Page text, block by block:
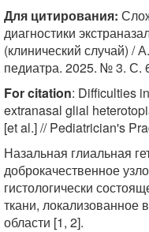
Для цитирования:
диагностики
(клинический случай) /
педиатра. 2025. № 3. С.
For citation: Difficulties
extranasal glial
[et al.] // Pediatrician's
Назальная глиальная
доброкачественное
гистологически
ткани, локализованное
области [1, 2].